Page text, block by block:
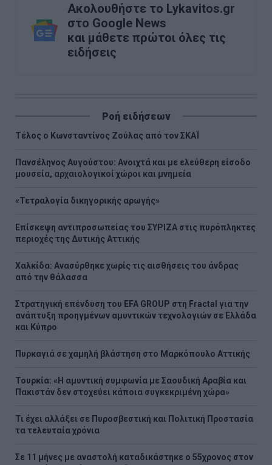
Ακολουθήστε το Lykavitos.gr
στο Google News
και μάθετε πρώτοι όλες τις
ειδήσεις
Ροή ειδήσεων
Τέλος ο Κωνσταντίνος Ζούλας από τον ΣΚΑΪ
Πανσέληνος Αυγούστου: Ανοιχτά και με ελεύθερη είσοδο
μουσεία, αρχαιολογικοί χώροι και μνημεία
«Τετραλογία δικηγορικής αρωγής»
Επίσκεψη αντιπροσωπείας του ΣΥΡΙΖΑ στις πυρόπληκτες
περιοχές της Δυτικής Αττικής
Χαλκίδα: Ανασύρθηκε χωρίς τις αισθήσεις του άνδρας
από την θάλασσα
Στρατηγική επένδυση του EFA GROUP στη Fractal για την
ανάπτυξη προηγμένων αμυντικών τεχνολογιών σε Ελλάδα
και Κύπρο
Πυρκαγιά σε χαμηλή βλάστηση στο Μαρκόπουλο Αττικής
Τουρκία: «Η αμυντική συμφωνία με Σαουδική Αραβία και
Πακιστάν δεν στοχεύει κάποια συγκεκριμένη χώρα»
Τι έχει αλλάξει σε Πυροσβεστική και Πολιτική Προστασία
τα τελευταία χρόνια
Σε 11 μήνες με αναστολή καταδικάστηκε ο 55χρονος στον